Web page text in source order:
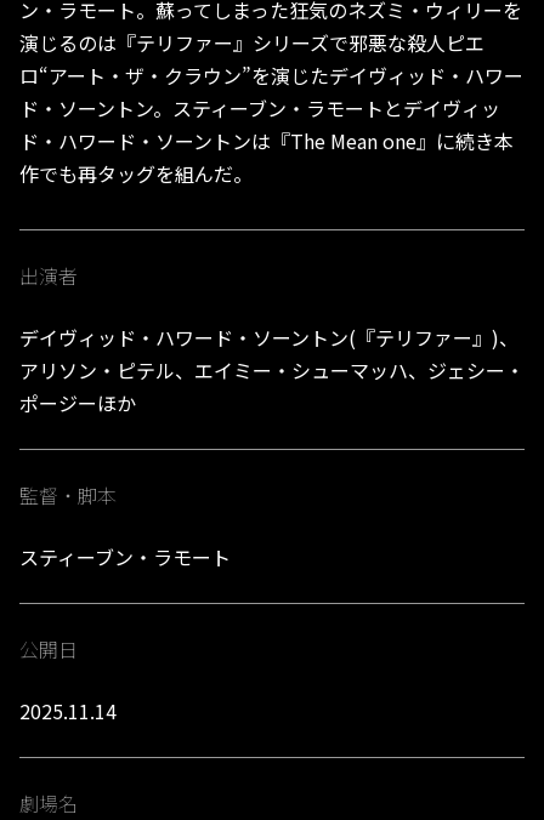
ン・ラモート。蘇ってしまった狂気のネズミ・ウィリーを
演じるのは『テリファー』シリーズで邪悪な殺人ピエ
ロ“アート・ザ・クラウン”を演じたデイヴィッド・ハワー
ド・ソーントン。スティーブン・ラモートとデイヴィッ
ド・ハワード・ソーントンは『The Mean one』に続き本
作でも再タッグを組んだ。
出演者
デイヴィッド・ハワード・ソーントン(『テリファー』)、
アリソン・ピテル、エイミー・シューマッハ、ジェシー・
ポージーほか
監督・脚本
スティーブン・ラモート
公開日
2025.11.14
劇場名